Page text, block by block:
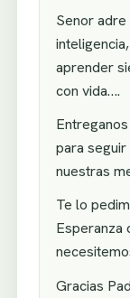
Senor
aprender
con vida….
para seguir
nuestras
Te lo
Esperanza
Gracias